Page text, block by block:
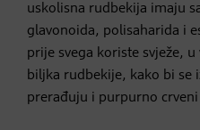
uskolisna rudbekija imaju
glavonoida, polisaharida i
prije svega koriste svježe,
biljka rudbekije, kako bi se
prerađuju i purpurno